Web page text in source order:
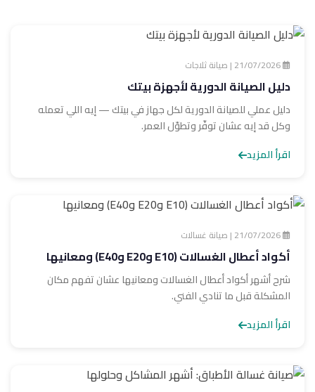
دليل الصيانة الدورية لأجهزة بيتك
دليل عملي للصيانة الدورية لكل جهاز في بيتك — إيه اللي تعمله
وكل قد إيه عشان توفّر وتطوّل العمر.
اقرأ المزيد
أكواد أعطال الغسالات (E10 وE20 وE40) ومعانيها
شرح أشهر أكواد أعطال الغسالات ومعانيها عشان تفهم مكان
المشكلة قبل ما تنادي الفني.
اقرأ المزيد